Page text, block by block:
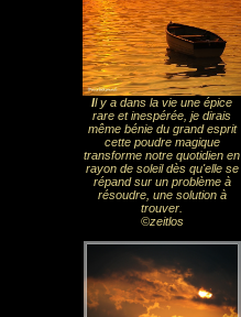
Il y a dans la vie une épice
rare et inespérée, je dirais
même bénie du grand esprit
cette poudre magique
transforme notre quotidien en
rayon de soleil dès qu'elle se
répand sur un problème à
résoudre, une solution à
trouver.
©zeitlos